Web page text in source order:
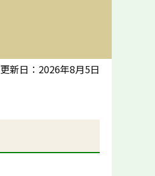
更新日：2026年8月5日